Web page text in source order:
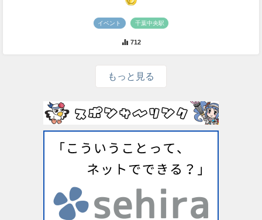
イベント 千葉中央駅
712
もっと見る